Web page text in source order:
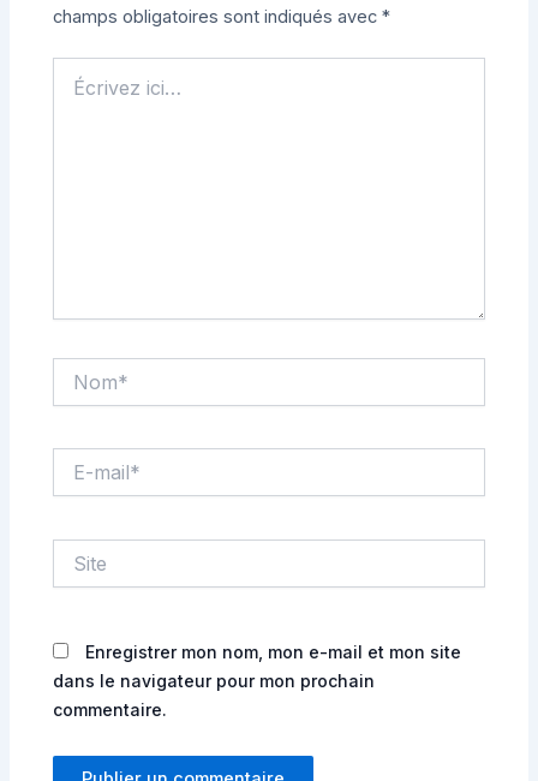
champs obligatoires sont indiqués avec*
ici…
mail*
Enregistrer mon nom, mon e-mail et mon site
dans le navigateur pour mon prochain
commentaire.